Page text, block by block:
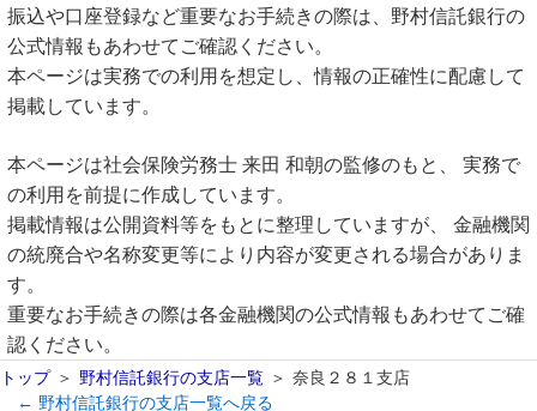
振込や口座登録など重要なお手続きの際は、野村信託銀行の
公式情報もあわせてご確認ください。
本ページは実務での利用を想定し、情報の正確性に配慮して
掲載しています。
本ページは社会保険労務士 来田 和朝の監修のもと、 実務で
の利用を前提に作成しています。
掲載情報は公開資料等をもとに整理していますが、 金融機関
の統廃合や名称変更等により内容が変更される場合がありま
す。
重要なお手続きの際は各金融機関の公式情報もあわせてご確
認ください。
トップ 野村信託銀行の支店一覧
奈良２８１支店
← 野村信託銀行の支店一覧へ戻る